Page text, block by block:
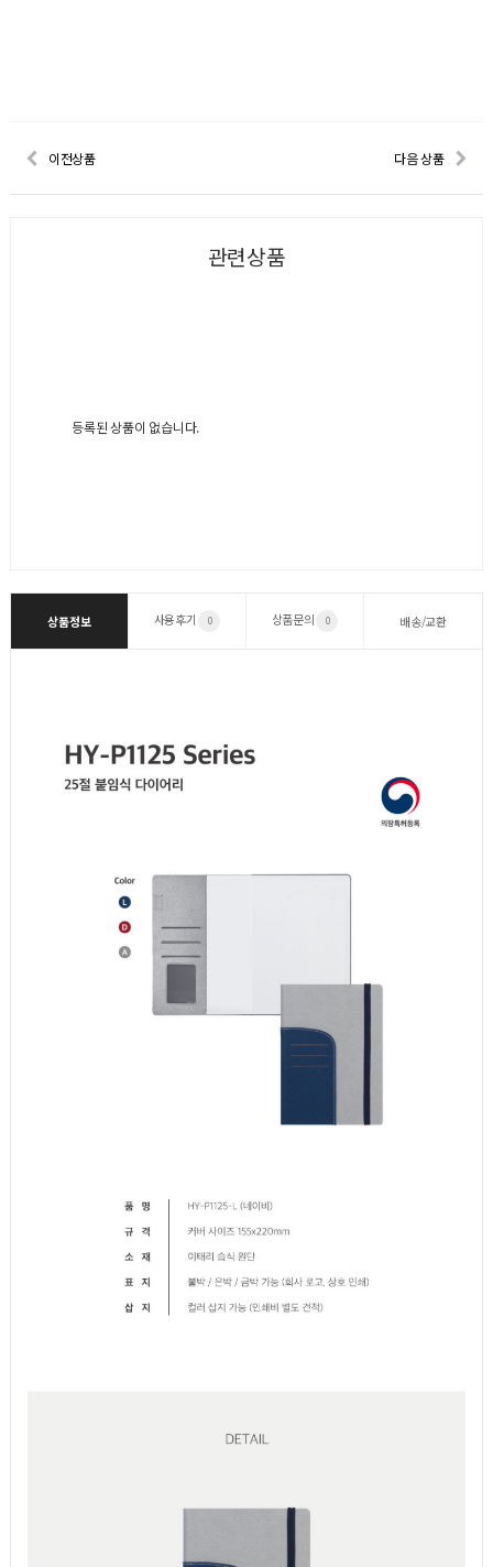
이전상품 다음 상품
관련상품
등록된 상품이 없습니다.
상품정보 사용후기 0 상품문의 0 배송/교환